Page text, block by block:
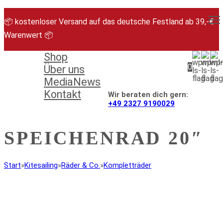
Inhalt
springen
📦 kostenloser Versand auf das deutsche Festland ab 39,-€
Warenwert 📦
Shop
Über uns
MediaNews
Kontakt
0
Wir beraten dich gern:
+49 2327 9190029
SPEICHENRAD 20″
Start»Kitesailing»Räder & Co.»Kompletträder